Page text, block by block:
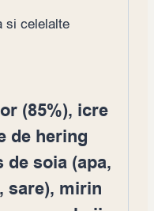
si celelalte
(85%), icre
de hering
de soia (apa,
sare), mirin